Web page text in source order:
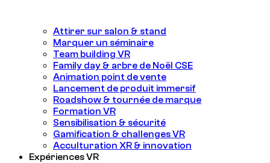
Attirer sur salon & stand
Marquer un séminaire
Team building VR
Family day & arbre de Noël CSE
Animation point de vente
Lancement de produit immersif
Roadshow & tournée de marque
Formation VR
Sensibilisation & sécurité
Gamification & challenges VR
Acculturation XR & innovation
Expériences VR